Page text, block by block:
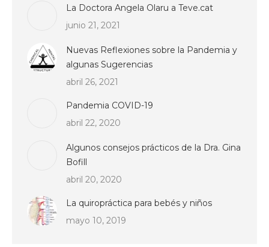
La Doctora Angela Olaru a Teve.cat
junio 21, 2021
Nuevas Reflexiones sobre la Pandemia y
algunas Sugerencias
abril 26, 2021
Pandemia COVID-19
abril 22, 2020
Algunos consejos prácticos de la Dra. Gina
Bofill
abril 20, 2020
La quiropráctica para bebés y niños
mayo 10, 2019